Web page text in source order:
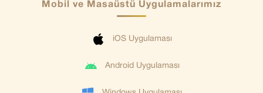
Mobil ve Masaüstü Uygulamalarımız
iOS Uygulaması
Android Uygulaması